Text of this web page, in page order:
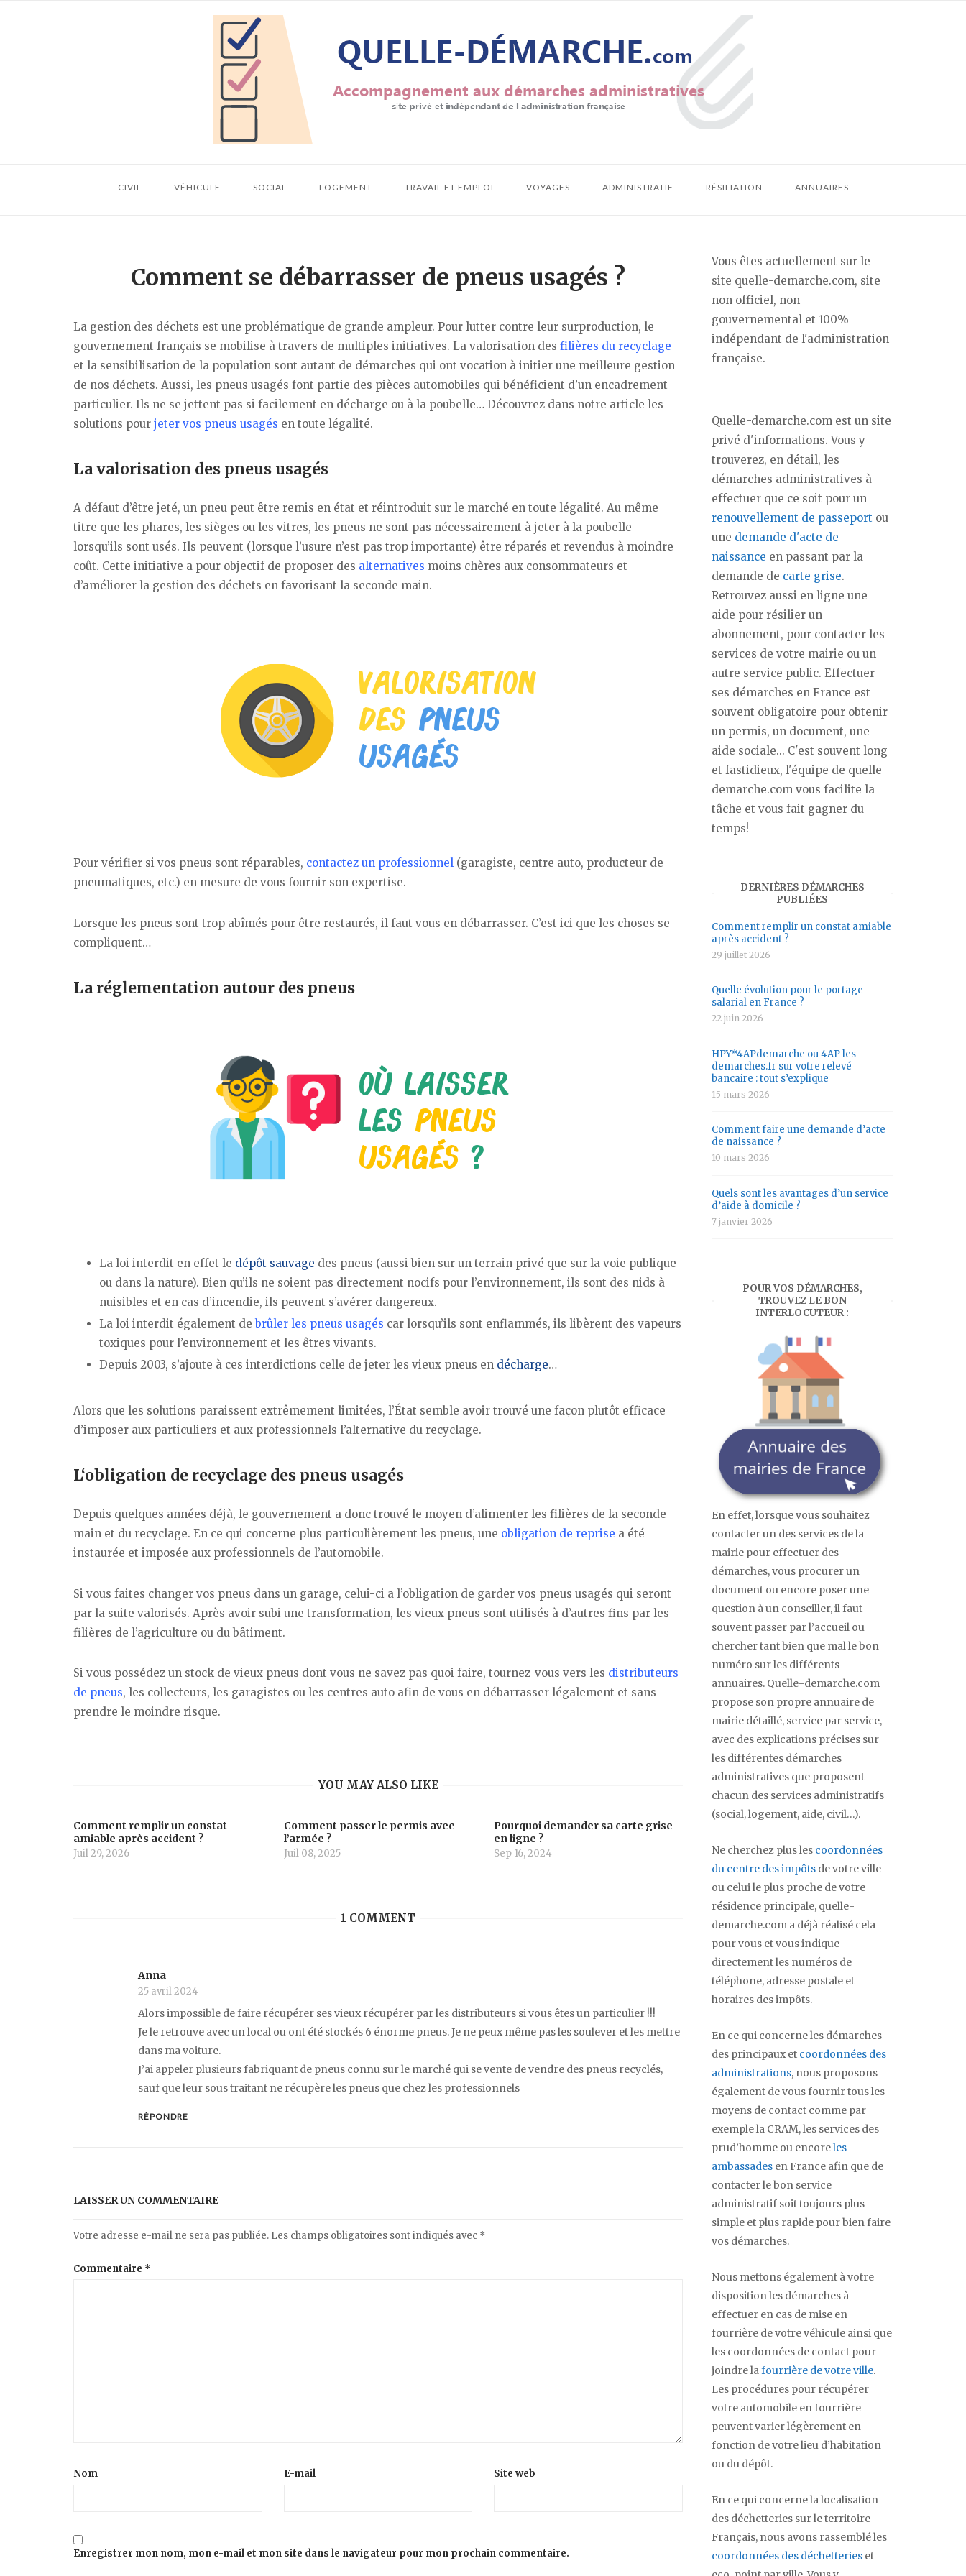
Home
CIVIL VÉHICULE SOCIAL LOGEMENT TRAVAIL ET EMPLOI VOYAGES ADMINISTRATIF RÉSILIATION ANNUAIRES
Comment se débarrasser de pneus usagés ?
La gestion des déchets est une problématique de grande ampleur. Pour lutter contre leur surproduction, le
gouvernement français se mobilise à travers de multiples initiatives. La valorisation des filières du recyclage
et la sensibilisation de la population sont autant de démarches qui ont vocation à initier une meilleure gestion
de nos déchets. Aussi, les pneus usagés font partie des pièces automobiles qui bénéficient d’un encadrement
particulier. Ils ne se jettent pas si facilement en décharge ou à la poubelle… Découvrez dans notre article les
solutions pour jeter vos pneus usagés en toute légalité.
La valorisation des pneus usagés
A défaut d’être jeté, un pneu peut être remis en état et réintroduit sur le marché en toute légalité. Au même
titre que les phares, les sièges ou les vitres, les pneus ne sont pas nécessairement à jeter à la poubelle
lorsqu’ils sont usés. Ils peuvent (lorsque l’usure n’est pas trop importante) être réparés et revendus à moindre
coût. Cette initiative a pour objectif de proposer des alternatives moins chères aux consommateurs et
d’améliorer la gestion des déchets en favorisant la seconde main.
Pour vérifier si vos pneus sont réparables, contactez un professionnel (garagiste, centre auto, producteur de
pneumatiques, etc.) en mesure de vous fournir son expertise.
Lorsque les pneus sont trop abîmés pour être restaurés, il faut vous en débarrasser. C’est ici que les choses se
compliquent…
La réglementation autour des pneus
La loi interdit en effet le dépôt sauvage des pneus (aussi bien sur un terrain privé que sur la voie publique
ou dans la nature). Bien qu’ils ne soient pas directement nocifs pour l’environnement, ils sont des nids à
nuisibles et en cas d’incendie, ils peuvent s’avérer dangereux.
La loi interdit également de brûler les pneus usagés car lorsqu’ils sont enflammés, ils libèrent des vapeurs
toxiques pour l’environnement et les êtres vivants.
Depuis 2003, s’ajoute à ces interdictions celle de jeter les vieux pneus en décharge…
Alors que les solutions paraissent extrêmement limitées, l’État semble avoir trouvé une façon plutôt efficace
d’imposer aux particuliers et aux professionnels l’alternative du recyclage.
L‘obligation de recyclage des pneus usagés
Depuis quelques années déjà, le gouvernement a donc trouvé le moyen d’alimenter les filières de la seconde
main et du recyclage. En ce qui concerne plus particulièrement les pneus, une obligation de reprise a été
instaurée et imposée aux professionnels de l’automobile.
Si vous faites changer vos pneus dans un garage, celui-ci a l’obligation de garder vos pneus usagés qui seront
par la suite valorisés. Après avoir subi une transformation, les vieux pneus sont utilisés à d’autres fins par les
filières de l’agriculture ou du bâtiment.
Si vous possédez un stock de vieux pneus dont vous ne savez pas quoi faire, tournez-vous vers les distributeurs
de pneus, les collecteurs, les garagistes ou les centres auto afin de vous en débarrasser légalement et sans
prendre le moindre risque.
YOU MAY ALSO LIKE
Comment remplir un constat
amiable après accident ?
Juil 29, 2026
Comment passer le permis avec
l’armée ?
Juil 08, 2025
Pourquoi demander sa carte grise
en ligne ?
Sep 16, 2024
1 COMMENT
Anna
25 avril 2024
Alors impossible de faire récupérer ses vieux récupérer par les distributeurs si vous êtes un particulier !!!
Je le retrouve avec un local ou ont été stockés 6 énorme pneus. Je ne peux même pas les soulever et les mettre
dans ma voiture.
J’ai appeler plusieurs fabriquant de pneus connu sur le marché qui se vente de vendre des pneus recyclés,
sauf que leur sous traitant ne récupère les pneus que chez les professionnels
RÉPONDRE
LAISSER UN COMMENTAIRE
Votre adresse e-mail ne sera pas publiée. Les champs obligatoires sont indiqués avec *
Commentaire *
Nom E-mail Site web
Enregistrer mon nom, mon e-mail et mon site dans le navigateur pour mon prochain commentaire.
Vous êtes actuellement sur le
site quelle-demarche.com, site
non officiel, non
gouvernemental et 100%
indépendant de l'administration
française.
Quelle-demarche.com est un site
privé d'informations. Vous y
trouverez, en détail, les
démarches administratives à
effectuer que ce soit pour un
renouvellement de passeport ou
une demande d'acte de
naissance en passant par la
demande de carte grise.
Retrouvez aussi en ligne une
aide pour résilier un
abonnement, pour contacter les
services de votre mairie ou un
autre service public. Effectuer
ses démarches en France est
souvent obligatoire pour obtenir
un permis, un document, une
aide sociale... C'est souvent long
et fastidieux, l'équipe de quelle-
demarche.com vous facilite la
tâche et vous fait gagner du
temps!
DERNIÈRES DÉMARCHES
PUBLIÉES
Comment remplir un constat amiable
après accident ?
29 juillet 2026
Quelle évolution pour le portage
salarial en France ?
22 juin 2026
HPY*4APdemarche ou 4AP les-
demarches.fr sur votre relevé
bancaire : tout s’explique
15 mars 2026
Comment faire une demande d’acte
de naissance ?
10 mars 2026
Quels sont les avantages d’un service
d’aide à domicile ?
7 janvier 2026
POUR VOS DÉMARCHES,
TROUVEZ LE BON
INTERLOCUTEUR :
En effet, lorsque vous souhaitez
contacter un des services de la
mairie pour effectuer des
démarches, vous procurer un
document ou encore poser une
question à un conseiller, il faut
souvent passer par l’accueil ou
chercher tant bien que mal le bon
numéro sur les différents
annuaires. Quelle-demarche.com
propose son propre annuaire de
mairie détaillé, service par service,
avec des explications précises sur
les différentes démarches
administratives que proposent
chacun des services administratifs
(social, logement, aide, civil…).
Ne cherchez plus les coordonnées
du centre des impôts de votre ville
ou celui le plus proche de votre
résidence principale, quelle-
demarche.com a déjà réalisé cela
pour vous et vous indique
directement les numéros de
téléphone, adresse postale et
horaires des impôts.
En ce qui concerne les démarches
des principaux et coordonnées des
administrations, nous proposons
également de vous fournir tous les
moyens de contact comme par
exemple la CRAM, les services des
prud’homme ou encoreles
ambassades en France afin que de
contacter le bon service
administratif soit toujours plus
simple et plus rapide pour bien faire
vos démarches.
Nous mettons également à votre
disposition les démarches à
effectuer en cas de mise en
fourrière de votre véhicule ainsi que
les coordonnées de contact pour
joindre lafourrière de votre ville.
Les procédures pour récupérer
votre automobile en fourrière
peuvent varier légèrement en
fonction de votre lieu d’habitation
ou du dépôt.
En ce qui concerne la localisation
des déchetteries sur le territoire
Français, nous avons rassemblé les
coordonnées des déchetteries et